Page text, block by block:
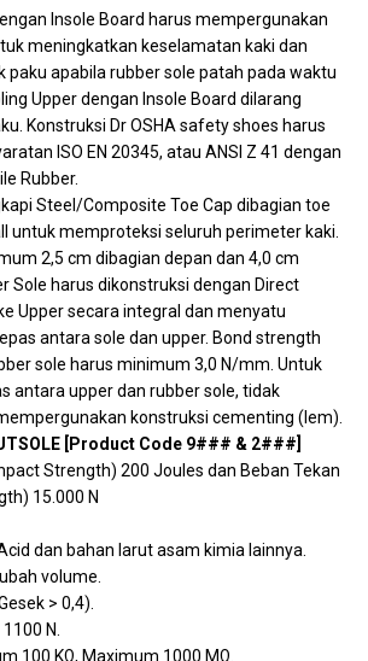
Insole Board harus mempergunakan
meningkatkan keselamatan kaki dan
paku apabila rubber sole patah pada waktu
Upper dengan Insole Board dilarang
Konstruksi Dr OSHA safety shoes harus
ISO EN 20345, atau ANSI Z 41 dengan
Rubber.
Steel/Composite Toe Cap dibagian toe
untuk memproteksi seluruh perimeter kaki.
2,5 cm dibagian depan dan 4,0 cm
Sole harus dikonstruksi dengan Direct
Upper secara integral dan menyatu
antara sole dan upper. Bond strength
sole harus minimum 3,0 N/mm. Untuk
antara upper dan rubber sole, tidak
konstruksi cementing (lem).
[Product Code 9### & 2###]
Strength) 200 Joules dan Beban Tekan
15.000 N
dan bahan larut asam kimia lainnya.
volume.
> 0,4).
N.
100 KΩ, Maximum 1000 MΩ.